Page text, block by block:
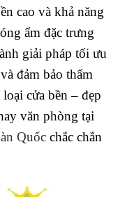
cao và khả năng
ẩm đặc trưng
giải pháp tối ưu
đảm bảo thẩm
cửa bền – đẹp
văn phòng tại
Quốc chắc chắn